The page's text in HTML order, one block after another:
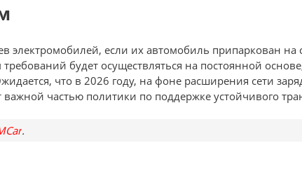
электромобилей, если их автомобиль припаркован на
будет осуществляться на постоянной
что в 2026 году, на фоне расширения сети
частью политики по поддержке устойчивого
.